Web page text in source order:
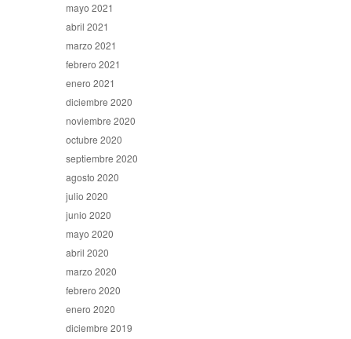
mayo 2021
abril 2021
marzo 2021
febrero 2021
enero 2021
diciembre 2020
noviembre 2020
octubre 2020
septiembre 2020
agosto 2020
julio 2020
junio 2020
mayo 2020
abril 2020
marzo 2020
febrero 2020
enero 2020
diciembre 2019